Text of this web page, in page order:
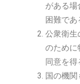
がある
困難であ
公衆衛生
のために
同意を得
国の機